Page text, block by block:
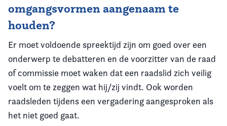
omgangsvormen aangenaam te
houden?
Er moet voldoende spreektijd zijn om goed over een
onderwerp te debatteren en de voorzitter van de raad
of commissie moet waken dat een raadslid zich veilig
voelt om te zeggen wat hij/zij vindt. Ook worden
raadsleden tijdens een vergadering aangesproken als
het niet goed gaat.